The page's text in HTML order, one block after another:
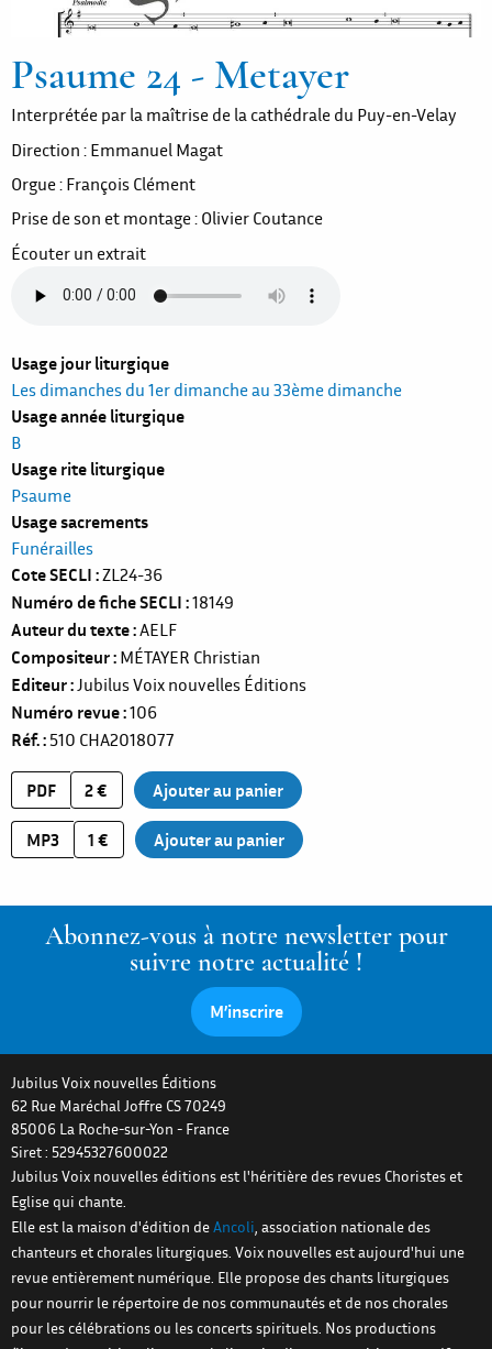
Psaume 24 - Metayer
Interprétée par la maîtrise de la cathédrale du Puy-en-Velay
Direction : Emmanuel Magat
Orgue : François Clément
Prise de son et montage : Olivier Coutance
Écouter un extrait
Usage jour liturgique
Les dimanches du 1er dimanche au 33ème dimanche
Usage année liturgique
B
Usage rite liturgique
Psaume
Usage sacrements
Funérailles
Cote SECLI ZL24-36
Numéro de fiche SECLI 18149
Auteur du texte AELF
Compositeur MÉTAYER Christian
Editeur Jubilus Voix nouvelles Éditions
Numéro revue 106
Réf. 510 CHA2018077
PDF 2 €
MP3 1 €
Abonnez-vous à notre newsletter pour
suivre notre actualité !
M’inscrire
Jubilus Voix nouvelles Éditions
62 Rue Maréchal Joffre CS 70249
85006 La Roche-sur-Yon - France
Siret : 52945327600022
Jubilus Voix nouvelles éditions est l'héritière des revues Choristes et
Eglise qui chante.
Elle est la maison d'édition deAncoli, association nationale des
chanteurs et chorales liturgiques. Voix nouvelles est aujourd'hui une
revue entièrement numérique. Elle propose des chants liturgiques
pour nourrir le répertoire de nos communautés et de nos chorales
pour les célébrations ou les concerts spirituels. Nos productions